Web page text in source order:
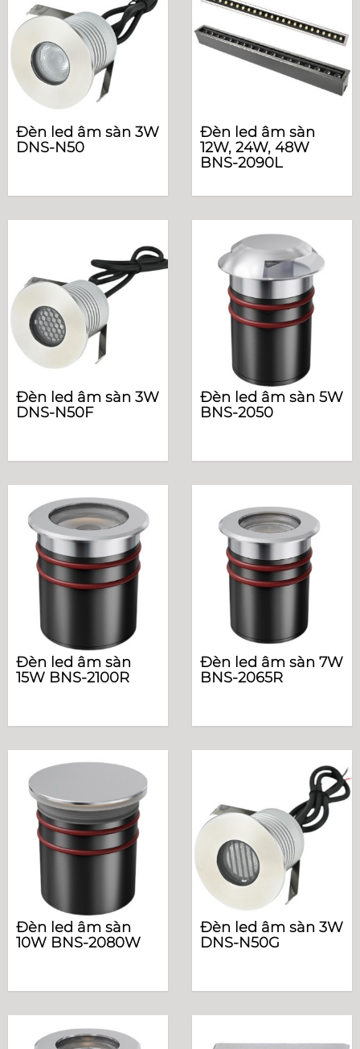
Đèn led âm sàn 3W
DNS-N50
Đèn led âm sàn
12W, 24W, 48W
BNS-2090L
Đèn led âm sàn 3W
DNS-N50F
Đèn led âm sàn 5W
BNS-2050
Đèn led âm sàn
15W BNS-2100R
Đèn led âm sàn 7W
BNS-2065R
Đèn led âm sàn
10W BNS-2080W
Đèn led âm sàn 3W
DNS-N50G